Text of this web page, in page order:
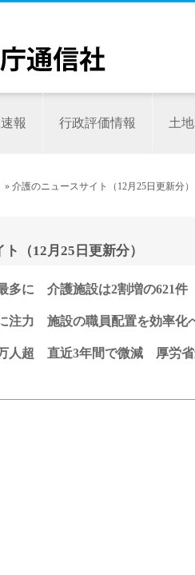
報 行政評価情報 土
» 介護のニュースサイト（12月25日更新分）
（12月25日更新分）
多に 介護施設は2割増の621
注力 施設の職員配置を効率
人超 直近3年間で微減 厚労